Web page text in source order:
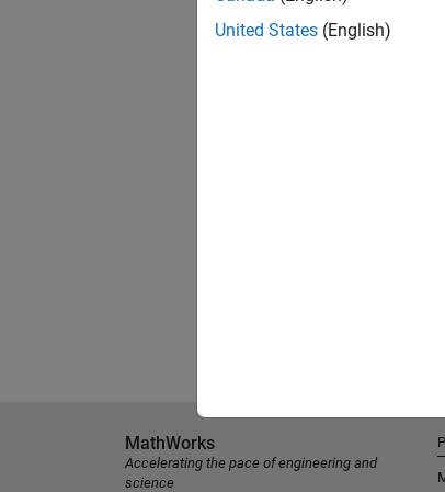
United States (English)
MathWorks
Accelerating the pace of engineering and
science